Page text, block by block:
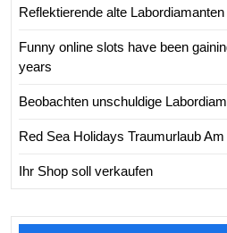
Reflektierende alte
Funny online slots have been
years
Beobachten unschuldige
Red Sea Holidays Traumurlaub
Ihr Shop soll verkaufen